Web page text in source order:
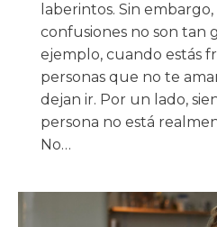
laberintos. Sin embargo,
confusiones no son tan
ejemplo, cuando estás
personas que no te
dejan ir. Por un lado,
persona no está
No…